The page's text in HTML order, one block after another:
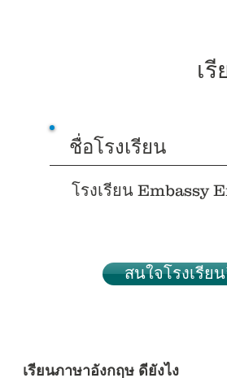
เ
ชื่อโรงเรียน
โรงเรียน Embassy
สนใจโรงเรีย
เรียนภาษาอังกฤษ ดียังไง